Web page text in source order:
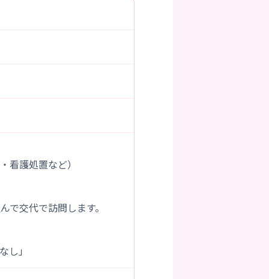
護処置など）
交代で訪問します。
し」